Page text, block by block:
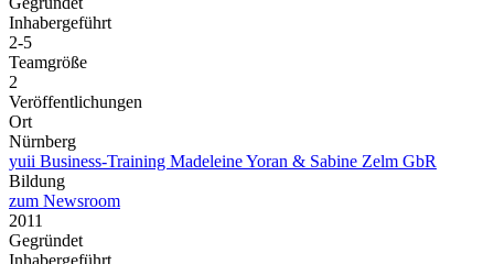
Inhabergeführt
2-5
Teamgröße
2
Veröffentlichungen
Ort
Nürnberg
yuii Business-Training Madeleine Yoran & Sabine Zelm GbR
Bildung
zum Newsroom
2011
Gegründet
Inhabergeführt